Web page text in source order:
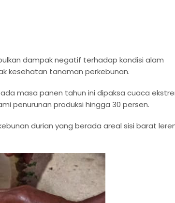
dampak negatif terhadap kondisi alam
kesehatan tanaman perkebunan.
masa panen tahun ini dipaksa cuaca
penurunan produksi hingga 30 persen.
durian yang berada areal sisi barat